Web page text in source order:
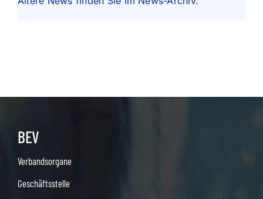
BEV
Verbandsorgane
Geschäftsstelle